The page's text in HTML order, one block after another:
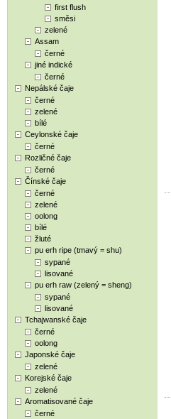
first flush
směsi
zelené
Assam
černé
jiné indické
černé
Nepálské čaje
černé
zelené
bílé
Ceylonské čaje
černé
Rozličné čaje
černé
Čínské čaje
černé
zelené
oolong
bílé
žluté
pu erh ripe (tmavý = shu)
sypané
lisované
pu erh raw (zelený = sheng)
sypané
lisované
Tchajwanské čaje
černé
oolong
Japonské čaje
zelené
Korejské čaje
zelené
Aromatisované čaje
černé